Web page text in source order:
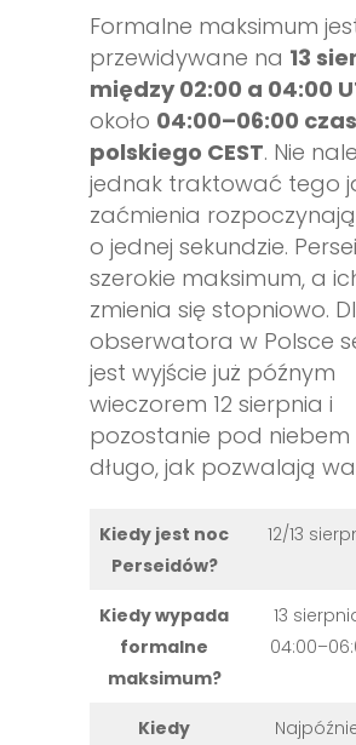
Formalne maksimum
przewidywane na 13
między 02:00 a 04:00
około 04:00–06:00
polskiego CEST. Nie
jednak traktować tego
zaćmienia
o jednej sekundzie.
szerokie maksimum, a
zmienia się stopniowo.
obserwatora w Polsce
jest wyjście już późnym
wieczorem 12 sierpnia i
pozostanie pod
długo, jak pozwalają
Kiedy jest noc
Perseidów?
12/13
Kiedy wypada
formalne
maksimum?
13
Kiedy